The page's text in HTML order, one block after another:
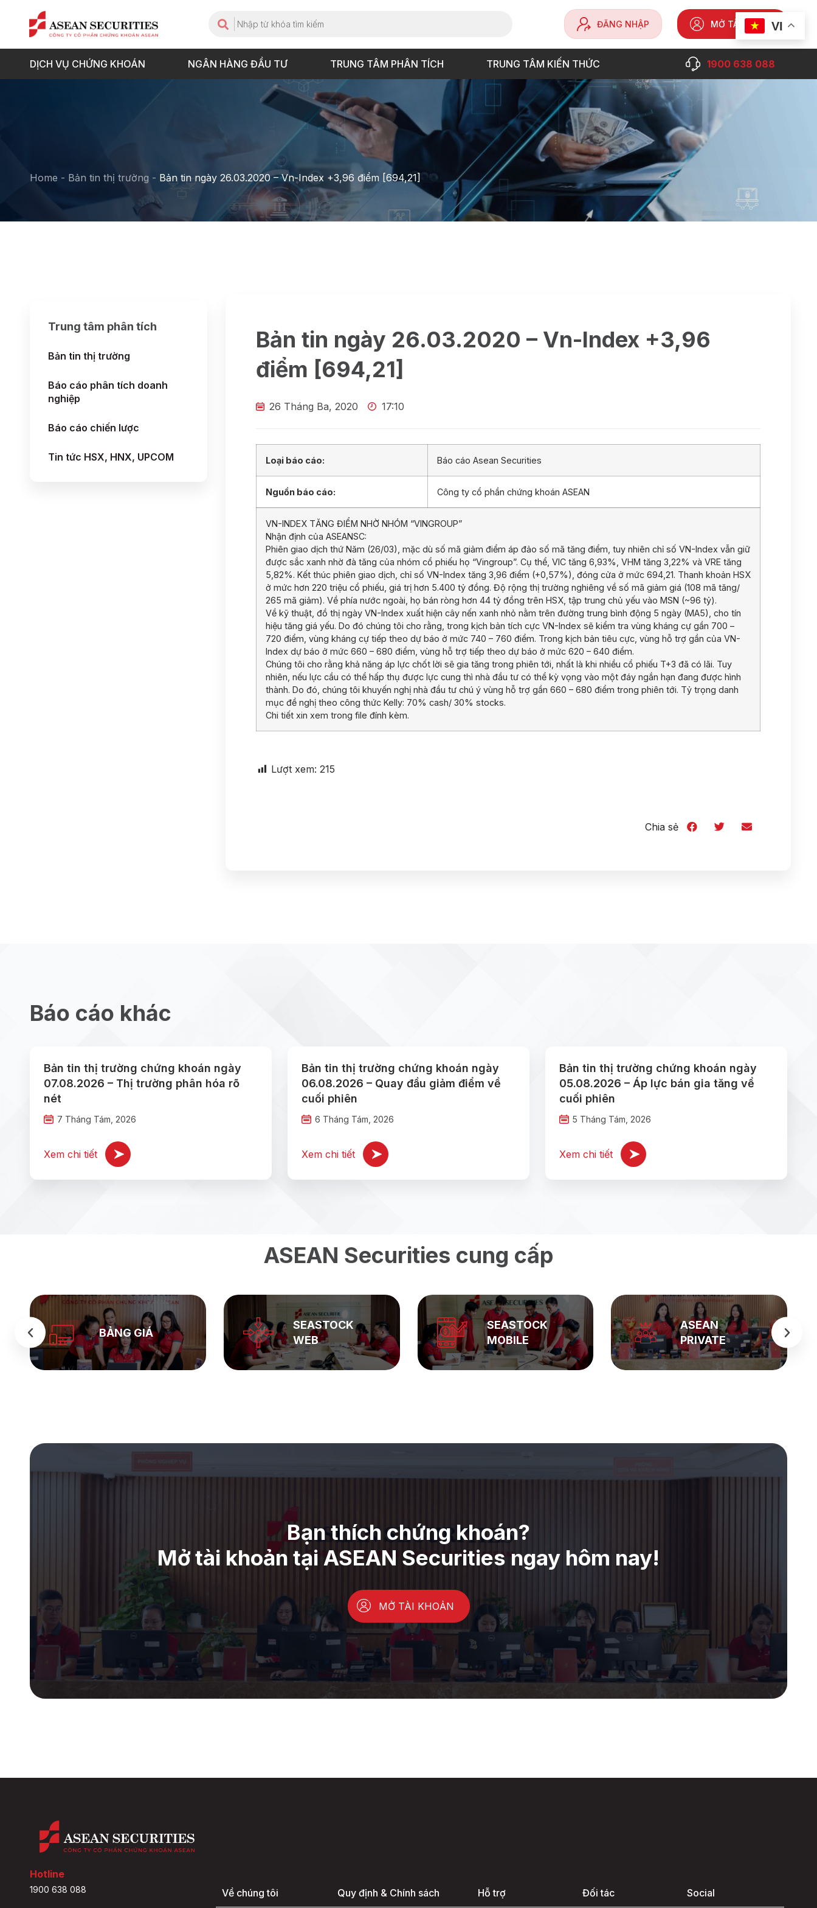
ĐĂNG NHẬP MỞ TÀI KHOẢN
DỊCH VỤ CHỨNG KHOÁN NGÂN HÀNG ĐẦU TƯ TRUNG TÂM PHÂN TÍCH TRUNG TÂM KIẾN THỨC 1900 638 088
Home - Bản tin thị trường - Bản tin ngày 26.03.2020 – Vn-Index +3,96 điểm [694,21]
Trung tâm phân tích
Bản tin thị trường
Báo cáo phân tích doanh
nghiệp
Báo cáo chiến lược
Tin tức HSX, HNX, UPCOM
Bản tin ngày 26.03.2020 – Vn-Index +3,96
điểm [694,21]
26 Tháng Ba, 2020 17:10
Loại báo cáo: Báo cáo Asean Securities
Nguồn báo cáo: Công ty cổ phần chứng khoán ASEAN
VN-INDEX TĂNG ĐIỂM NHỜ NHÓM “VINGROUP”
Nhận định của ASEANSC:
Phiên giao dịch thứ Năm (26/03), mặc dù số mã giảm điểm áp đảo số mã tăng điểm, tuy nhiên chỉ số VN-Index vẫn giữ
được sắc xanh nhờ đà tăng của nhóm cổ phiếu họ “Vingroup”. Cụ thể, VIC tăng 6,93%, VHM tăng 3,22% và VRE tăng
5,82%. Kết thúc phiên giao dịch, chỉ số VN-Index tăng 3,96 điểm (+0,57%), đóng cửa ở mức 694,21. Thanh khoản HSX
ở mức hơn 220 triệu cổ phiếu, giá trị hơn 5.400 tỷ đồng. Độ rộng thị trường nghiêng về số mã giảm giá (108 mã tăng/
265 mã giảm). Về phía nước ngoài, họ bán ròng hơn 44 tỷ đồng trên HSX, tập trung chủ yếu vào MSN (~96 tỷ).
Về kỹ thuật, đồ thị ngày VN-Index xuất hiện cây nến xanh nhỏ nằm trên đường trung bình động 5 ngày (MA5), cho tín
hiệu tăng giá yếu. Do đó chúng tôi cho rằng, trong kịch bản tích cực VN-Index sẽ kiểm tra vùng kháng cự gần 700 –
720 điểm, vùng kháng cự tiếp theo dự báo ở mức 740 – 760 điểm. Trong kịch bản tiêu cực, vùng hỗ trợ gần của VN-
Index dự báo ở mức 660 – 680 điểm, vùng hỗ trợ tiếp theo dự báo ở mức 620 – 640 điểm.
Chúng tôi cho rằng khả năng áp lực chốt lời sẽ gia tăng trong phiên tới, nhất là khi nhiều cổ phiếu T+3 đã có lãi. Tuy
nhiên, nếu lực cầu có thể hấp thụ được lực cung thì nhà đầu tư có thể kỳ vọng vào một đáy ngắn hạn đang được hình
thành. Do đó, chúng tôi khuyến nghị nhà đầu tư chú ý vùng hỗ trợ gần 660 – 680 điểm trong phiên tới. Tỷ trọng danh
mục đề nghị theo công thức Kelly: 70% cash/ 30% stocks.
Chi tiết xin xem trong file đính kèm.
Lượt xem: 215
Chia sẻ
Báo cáo khác
Bản tin thị trường chứng khoán ngày
07.08.2026 – Thị trường phân hóa rõ
nét
7 Tháng Tám, 2026
Xem chi tiết
Bản tin thị trường chứng khoán ngày
06.08.2026 – Quay đầu giảm điểm về
cuối phiên
6 Tháng Tám, 2026
Xem chi tiết
Bản tin thị trường chứng khoán ngày
05.08.2026 – Áp lực bán gia tăng về
cuối phiên
5 Tháng Tám, 2026
Xem chi tiết
ASEAN Securities cung cấp
BẢNG GIÁ
SEASTOCK
WEB
SEASTOCK
MOBILE
ASEAN
PRIVATE
Bạn thích chứng khoán?
Mở tài khoản tại ASEAN Securities ngay hôm nay!
MỞ TÀI KHOẢN
Hotline
1900 638 088 Về chúng tôi Quy định & Chính sách Hỗ trợ Đối tác Social
VI